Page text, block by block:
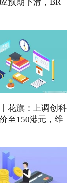
预期下滑，BR
花旗：上调创科
至150港元，维